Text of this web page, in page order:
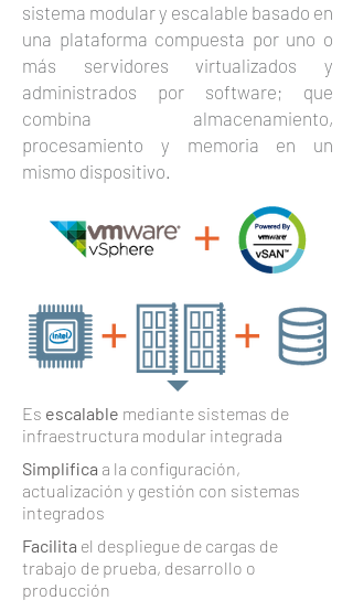
sistema modular y escalable basado en
una plataforma compuesta por uno o
más servidores virtualizados y
administrados por software; que
combina almacenamiento,
procesamiento y memoria en un
mismo dispositivo.
CARACTERÍSTICAS
Es escalable mediante sistemas de
infraestructura modular integrada
Simplifica a la configuración,
actualización y gestión con sistemas
integrados
Facilita el despliegue de cargas de
trabajo de prueba, desarrollo o
producción